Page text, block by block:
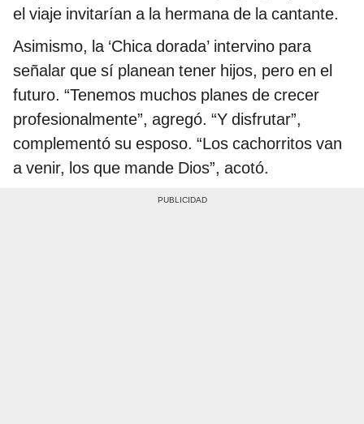
el viaje invitarían a la hermana de la cantante.
Asimismo, la ‘Chica dorada’ intervino para
señalar que sí planean tener hijos, pero en el
futuro. “Tenemos muchos planes de crecer
profesionalmente”, agregó. “Y disfrutar”,
complementó su esposo. “Los cachorritos van
a venir, los que mande Dios”, acotó.